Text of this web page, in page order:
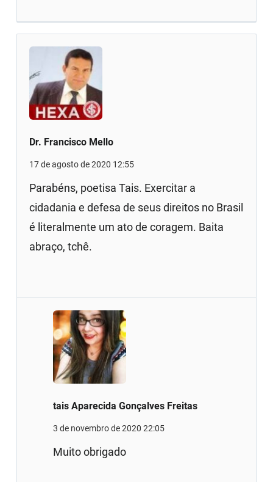
Dr. Francisco Mello
17 de agosto de 2020 12:55
Parabéns, poetisa Tais. Exercitar a
cidadania e defesa de seus direitos no Brasil
é literalmente um ato de coragem. Baita
abraço, tchê.
tais Aparecida Gonçalves Freitas
3 de novembro de 2020 22:05
Muito obrigado